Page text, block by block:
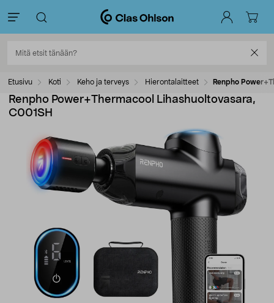
Etusivu Koti Keho ja terveys Hierontalaitteet Renpho
Renpho Power+Thermacool Lihashuoltovasara,
C001SH